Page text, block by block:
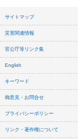
サイトマップ
災害関連情報
官公庁等リンク集
English
キーワード
御意見・お問合せ
プライバシーポリシー
リンク・著作権について